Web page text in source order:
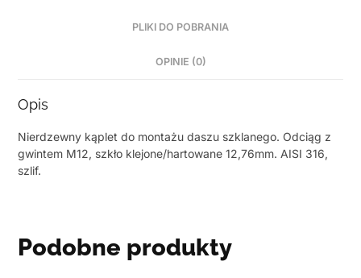
PLIKI DO POBRANIA
OPINIE (0)
Opis
Nierdzewny kąplet do montażu daszu szklanego. Odciąg z
gwintem M12, szkło klejone/hartowane 12,76mm. AISI 316,
szlif.
Podobne produkty